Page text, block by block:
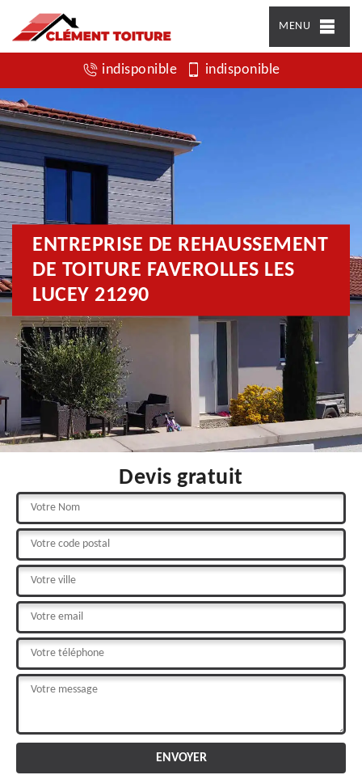
MENU
indisponible indisponible
ENTREPRISE DE REHAUSSEMENT
DE TOITURE FAVEROLLES LES
LUCEY 21290
Devis gratuit